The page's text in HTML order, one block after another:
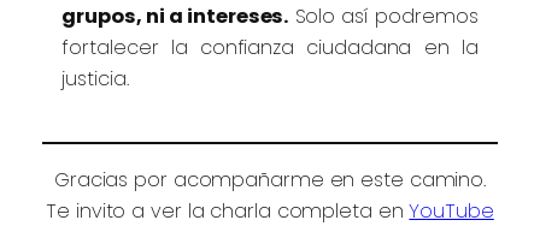
grupos, ni a intereses. Solo así podremos
fortalecer la confianza ciudadana en la
justicia.
Gracias por acompañarme en este camino.
Te invito a ver la charla completa enYouTube